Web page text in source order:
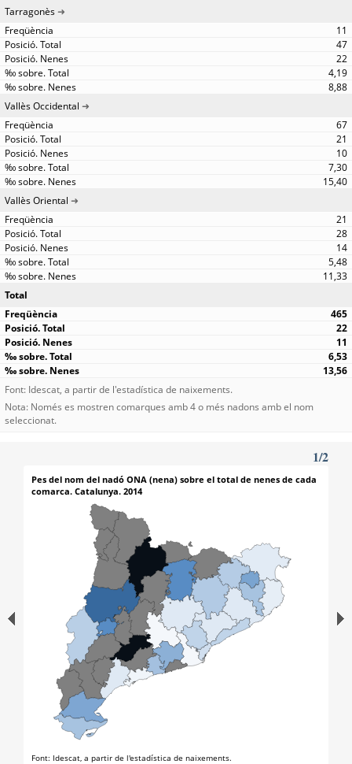
Tarragonès
11
47
22
4,19
8,88
Vallès Occidental
67
21
10
7,30
15,40
Vallès Oriental
21
28
14
5,48
11,33
Total
465
22
11
6,53
13,56
Font: Idescat, a partir de l'estadística de naixements.
Nota: Només es mostren comarques amb 4 o més nadons amb el nom
seleccionat.